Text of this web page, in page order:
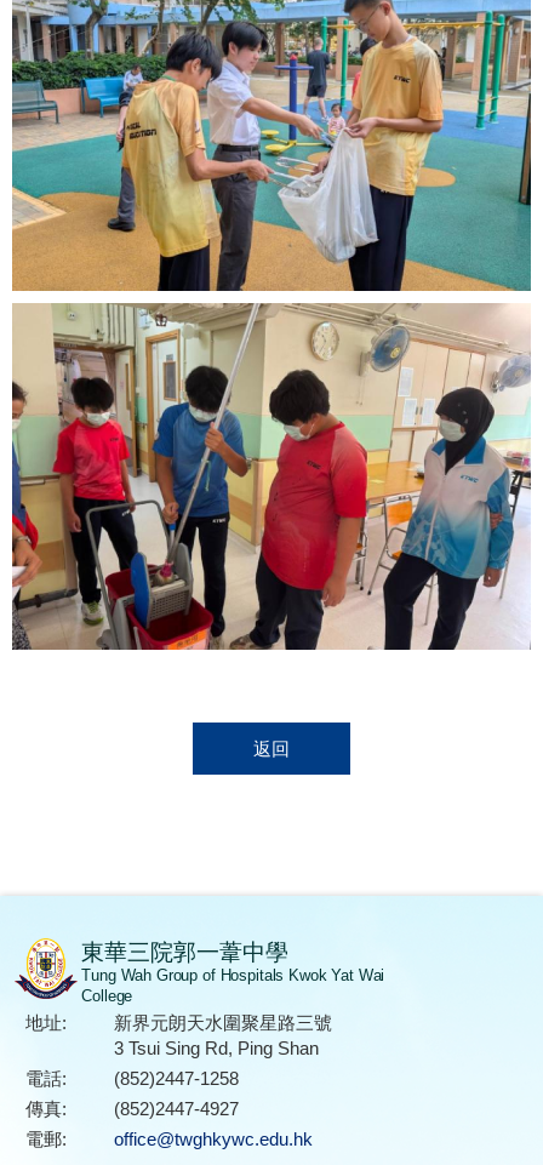
返回
東華三院郭一葦中學
Tung Wah Group of Hospitals Kwok Yat Wai
College
地址:
新界元朗天水圍聚星路三號
3 Tsui Sing Rd, Ping Shan
電話:
(852)2447-1258
傳真:
(852)2447-4927
電郵:
office@twghkywc.edu.hk